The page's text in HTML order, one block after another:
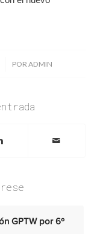
PORADMIN
GPTW por 6º